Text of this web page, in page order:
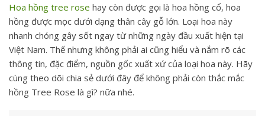
Hoa hồng tree rose hay còn được gọi là hoa hồng cổ, hoa
hồng được mọc dưới dạng thân cây gỗ lớn. Loại hoa này
nhanh chóng gây sốt ngay từ những ngày đầu xuất hiện tại
Việt Nam. Thế nhưng không phải ai cũng hiểu và nắm rõ các
thông tin, đặc điểm, nguồn gốc xuất xứ của loại hoa này. Hãy
cùng theo dõi chia sẻ dưới đây để không phải còn thắc mắc
hồng Tree Rose là gì? nữa nhé.